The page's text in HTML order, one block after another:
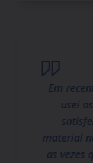
Em
usei
material
as vezes